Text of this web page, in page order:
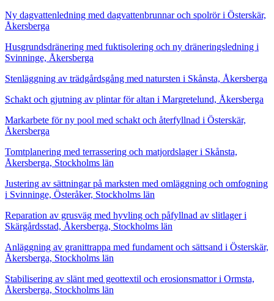
Ny dagvattenledning med dagvattenbrunnar och spolrör i Österskär,
Åkersberga
Husgrundsdränering med fuktisolering och ny dräneringsledning i
Svinninge, Åkersberga
Stenläggning av trädgårdsgång med natursten i Skånsta, Åkersberga
Schakt och gjutning av plintar för altan i Margretelund, Åkersberga
Markarbete för ny pool med schakt och återfyllnad i Österskär,
Åkersberga
Tomtplanering med terrassering och matjordslager i Skånsta,
Åkersberga, Stockholms län
Justering av sättningar på marksten med omläggning och omfogning
i Svinninge, Österåker, Stockholms län
Reparation av grusväg med hyvling och påfyllnad av slitlager i
Skärgårdsstad, Åkersberga, Stockholms län
Anläggning av granittrappa med fundament och sättsand i Österskär,
Åkersberga, Stockholms län
Stabilisering av slänt med geottextil och erosionsmattor i Ormsta,
Åkersberga, Stockholms län